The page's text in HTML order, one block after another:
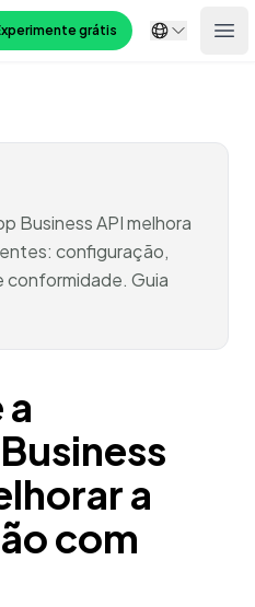
grátis
Business API melhora
configuração,
conformidade. Guia
a
com